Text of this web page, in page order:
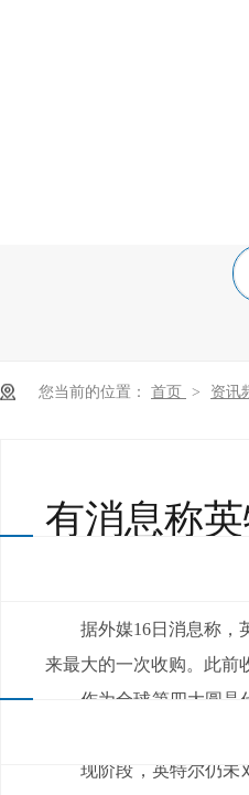
您当前的位置： 首页 > 资讯
有消息称
据外媒16日消息称，
来最大的一次收购。此前
作为全球第四大圆晶代
现阶段，英特尔仍